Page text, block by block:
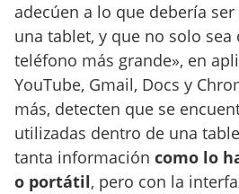
adecúen a lo que debería
una tablet, y que no solo
teléfono más grande», en
YouTube, Gmail, Docs y
más, detecten que se
utilizadas dentro de una
tanta información como lo
o portátil, pero con la